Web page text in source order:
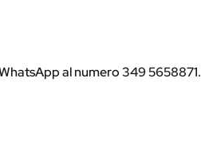
al numero 349 5658871.